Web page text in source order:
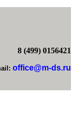
8 (499) 0156421
office@m-ds.ru